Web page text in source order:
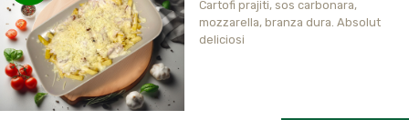
Cartofi prajiti, sos carbonara,
mozzarella, branza dura. Absolut
deliciosi